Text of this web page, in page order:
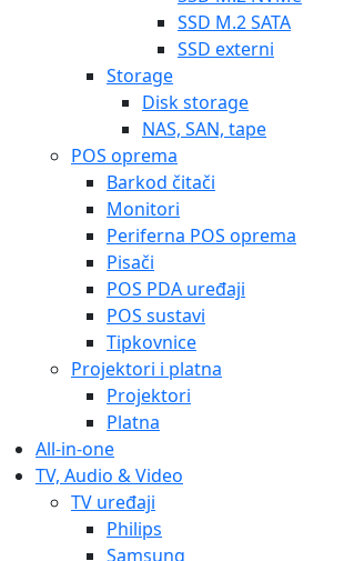
SSD M.2 SATA
SSD externi
Storage
Disk storage
NAS, SAN, tape
POS oprema
Barkod čitači
Monitori
Periferna POS oprema
Pisači
POS PDA uređaji
POS sustavi
Tipkovnice
Projektori i platna
Projektori
Platna
All-in-one
TV, Audio & Video
TV uređaji
Philips
Samsung